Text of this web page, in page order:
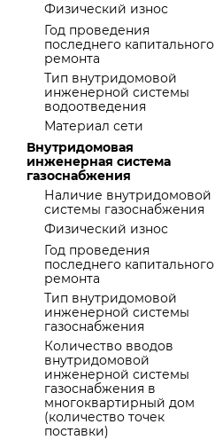
Физический износ
Год проведения
последнего капитального
ремонта
Тип внутридомовой
инженерной системы
водоотведения
Материал сети
Внутридомовая
инженерная система
газоснабжения
Наличие внутридомовой
системы газоснабжения
Физический износ
Год проведения
последнего капитального
ремонта
Тип внутридомовой
инженерной системы
газоснабжения
Количество вводов
внутридомовой
инженерной системы
газоснабжения в
многоквартирный дом
(количество точек
поставки)